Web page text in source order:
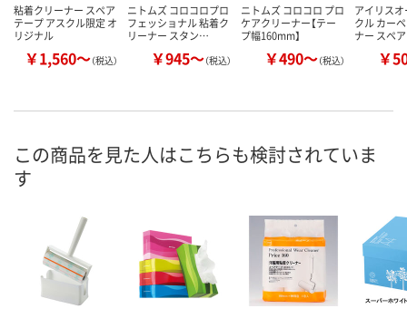
粘着クリーナー スペア
テープ アスクル限定 オ
リジナル
￥1,560～（税込）
ニトムズ コロコロプロ
フェッショナル 粘着ク
リーナー スタン…
￥945～（税込）
ニトムズ コロコロ プロ
ケアクリーナー【テー
プ幅160mm】
￥490～（税込）
アイリス
クル カー
ナー スペ
￥
この商品を見た人はこちらも検討されていま
す